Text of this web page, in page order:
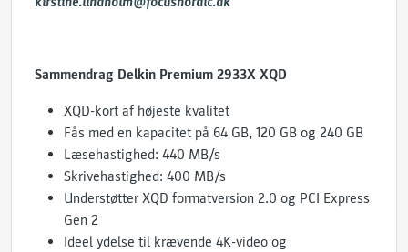
Sammendrag Delkin Premium 2933X XQD
XQD-kort af højeste kvalitet
Fås med en kapacitet på 64 GB, 120 GB og 240 GB
Læsehastighed: 440 MB/s
Skrivehastighed: 400 MB/s
Understøtter XQD formatversion 2.0 og PCI Express
Gen 2
Ideel ydelse til krævende 4K-video og